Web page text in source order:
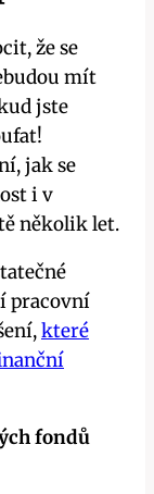
že se
mít
jste
jak se
i v
několik let.
pracovní
které
fondů